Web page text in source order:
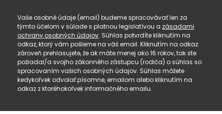
Vaše osobné údaje (email) budeme spracovávať len za
týmto účelom v súlade s platnou legislatívou a zásadami
ochrany osobných údajov. Súhlas potvrdíte kliknutím na
odkaz, ktorý vám pošleme na váš email. Kliknutím na odkaz
zároveň prehlasujete, že ak máte menej ako 16 rokov, tak ste
požiadal/a svojho zákonného zástupcu (rodiča) o súhlas so
spracovaním vašich osobných údajov. Súhlas môžete
kedykoľvek odvolať písomne, emailom alebo kliknutím na
odkaz z ktoréhokoľvek informačného emailu.